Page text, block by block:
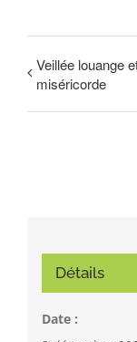
Veillée louange
miséricorde
Détails
Date :